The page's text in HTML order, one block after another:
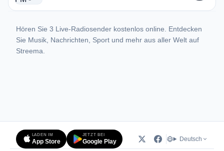
Hören Sie 3 Live-Radiosender kostenlos online. Entdecken
Sie Musik, Nachrichten, Sport und mehr aus aller Welt auf
Streema.
LADEN IM
App Store
JETZT BEI
Google Play Deutsch